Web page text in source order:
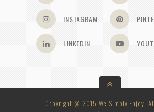
INSTAGRAM
LINKEDIN
Copyright @ 2015 We Simply Enjoy.